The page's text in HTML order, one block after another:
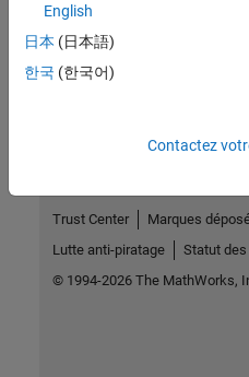
MATLAB
English
日本 (日本語)
한국 (한국어)
Contactez
Trust Center Marques
Lutte anti-piratage
Statut
© 1994-2026 The MathWorks,